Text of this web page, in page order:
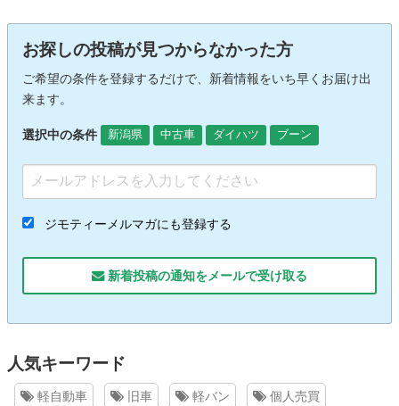
お探しの投稿が見つからなかった方
ご希望の条件を登録するだけで、新着情報をいち早くお届け出
来ます。
選択中の条件 新潟県 中古車 ダイハツ ブーン
ジモティーメルマガにも登録する
新着投稿の通知をメールで受け取る
人気キーワード
軽自動車 旧車 軽バン 個人売買